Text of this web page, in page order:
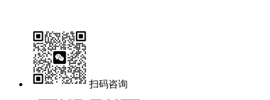
扫码咨询